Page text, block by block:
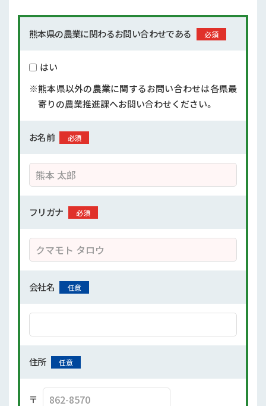
熊本県の農業に関わるお問い合わせである 必須
はい
※熊本県以外の農業に関するお問い合わせは各県最
寄りの農業推進課へお問い合わせください。
お名前 必須
フリガナ 必須
会社名 任意
住所 任意
〒